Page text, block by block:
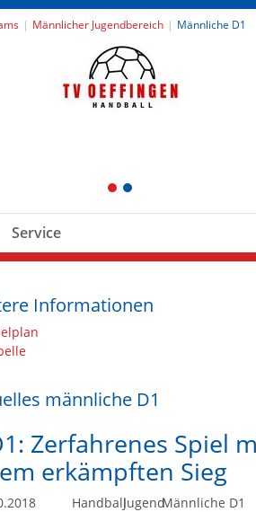
Männlicher Jugendbereich Männliche D1
1 2
Service
Informationen
männliche D1
Zerfahrenes Spiel
erkämpften Sieg
HandballJugendMännliche D1